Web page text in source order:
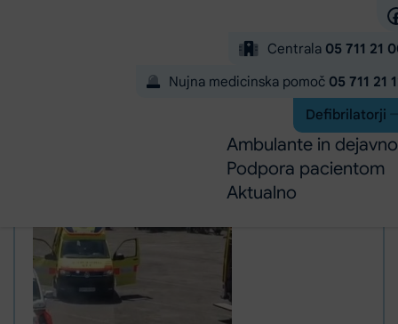
Centrala 05 711 21
Nujna medicinska pomoč 05 711 21
Defibrilatorji
Ambulante in
Podpora pacientom
Aktualno